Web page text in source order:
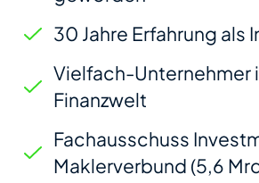
30 Jahre Erfahrung als
Vielfach-Unternehmer
Finanzwelt
Fachausschuss
Maklerverbund (5,6